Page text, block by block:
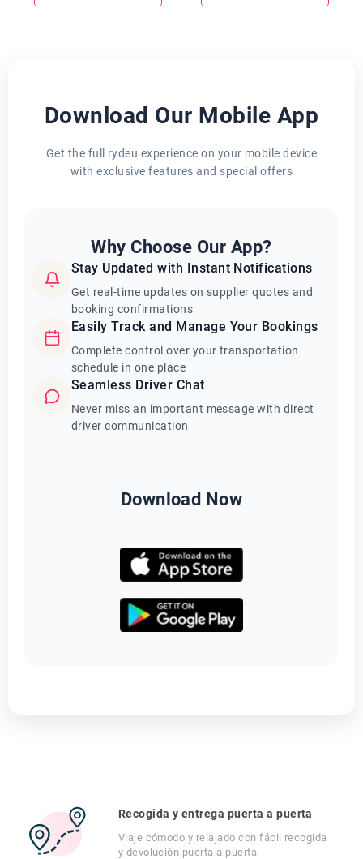
Download Our Mobile App
Get the full rydeu experience on your mobile device
with exclusive features and special offers
Why Choose Our App?
Stay Updated with Instant Notifications
Get real-time updates on supplier quotes and
booking confirmations
Easily Track and Manage Your Bookings
Complete control over your transportation
schedule in one place
Seamless Driver Chat
Never miss an important message with direct
driver communication
Download Now
Recogida y entrega puerta a puerta
Viaje cómodo y relajado con fácil recogida
y devolución puerta a puerta